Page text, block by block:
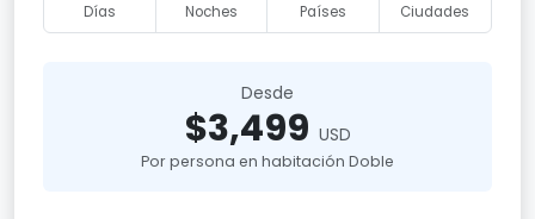
Días Noches Países Ciudades
Desde
$3,499 USD
Por persona en habitación Doble